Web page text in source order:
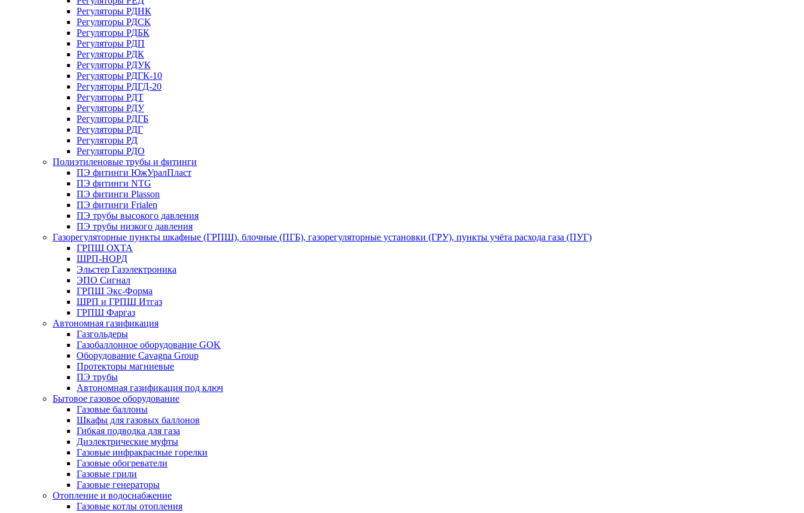
Регуляторы РДНК
Регуляторы РДСК
Регуляторы РДБК
Регуляторы РДП
Регуляторы РДК
Регуляторы РДУК
Регуляторы РДГК-10
Регуляторы РДГД-20
Регуляторы РДТ
Регуляторы РДУ
Регуляторы РДГБ
Регуляторы РДГ
Регуляторы РД
Регуляторы РДО
Полиэтиленовые трубы и фитинги
ПЭ фитинги ЮжУралПласт
ПЭ фитинги NTG
ПЭ фитинги Plasson
ПЭ фитинги Frialen
ПЭ трубы высокого давления
ПЭ трубы низкого давления
Газорегуляторные пункты шкафные (ГРПШ), блочные (ПГБ), газорегуляторные установки (ГРУ), пункты учёта расхода газа (ПУГ)
ГРПШ ОХТА
ШРП-НОРД
Эльстер Газэлектроника
ЭПО Сигнал
ГРПШ Экс-Форма
ШРП и ГРПШ Итгаз
ГРПШ Фаргаз
Автономная газификация
Газгольдеры
Газобаллонное оборудование GOK
Оборудование Cavagna Group
Протекторы магниевые
ПЭ трубы
Автономная газификация под ключ
Бытовое газовое оборудование
Газовые баллоны
Шкафы для газовых баллонов
Гибкая подводка для газа
Диэлектрические муфты
Газовые инфракрасные горелки
Газовые обогреватели
Газовые грили
Газовые генераторы
Отопление и водоснабжение
Газовые котлы отопления